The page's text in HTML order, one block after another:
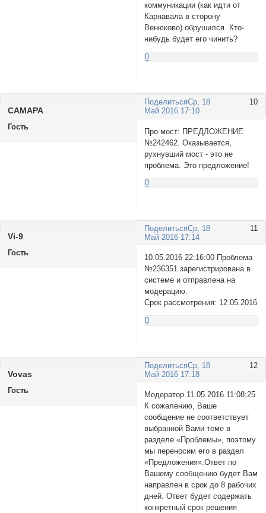
коммуникации (как идти от
Карнавала в сторону
Венюково) обрушился. Кто-
нибудь будет его чинить?
0
Поделиться 10
Ср, 18
Май 2016 17:10
САМАРА
Гость
Про мост: ПРЕДЛОЖЕНИЕ
№242462. Оказывается,
рухнувший мост - это не
проблема. Это предложение!
0
Поделиться 11
Ср, 18
Май 2016 17:14
Vi-9
Гость
10.05.2016 22:16:00 Проблема
№236351 зарегистрирована в
системе и отправлена на
модерацию.
Срок рассмотрения: 12.05.2016
0
Поделиться 12
Ср, 18
Май 2016 17:18
Vovas
Гость
Модератор 11.05.2016 11:08:25
К сожалению, Ваше
сообщение не соответствует
выбранной Вами теме в
разделе «Проблемы», поэтому
мы переносим его в раздел
«Предложения».Ответ по
Вашему сообщению будет Вам
направлен в срок до 8 рабочих
дней. Ответ будет содержать
конкретный срок решения